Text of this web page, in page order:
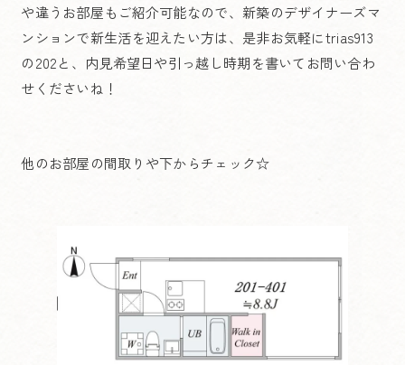
や違うお部屋もご紹介可能なので、新築のデザイナーズマ
ンションで新生活を迎えたい方は、是非お気軽にtrias913
の202と、内見希望日や引っ越し時期を書いてお問い合わ
せくださいね！
他のお部屋の間取りや下からチェック☆